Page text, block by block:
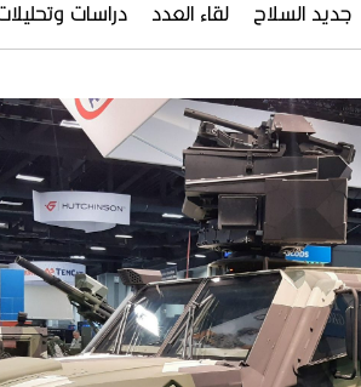
جديد السلاح لقاء العدد دراسات